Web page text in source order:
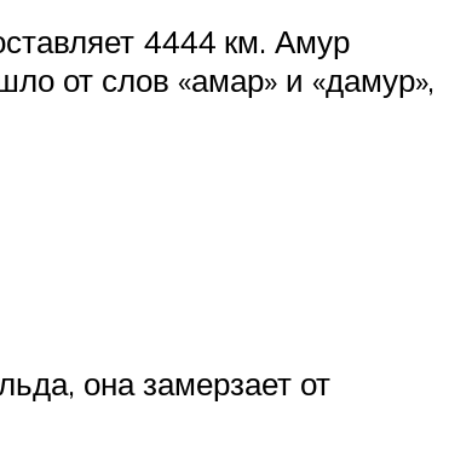
4444 км. Амур
от слов «амар» и «дамур»,
она замерзает от